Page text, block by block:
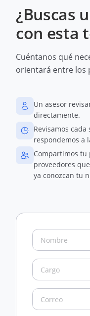
¿Buscas
con esta
Cuéntanos qué
orientará entre los
Un asesor
directamente.
Revisamos
respondemos a
Compartimos tu
proveedores
ya conozcan tu